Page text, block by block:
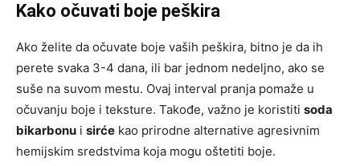
Kako očuvati boje peškira
Ako želite da očuvate boje vaših peškira, bitno je da ih
perete svaka 3-4 dana, ili bar jednom nedeljno, ako se
suše na suvom mestu. Ovaj interval pranja pomaže u
očuvanju boje i teksture. Takođe, važno je koristiti soda
bikarbonu i sirće kao prirodne alternative agresivnim
hemijskim sredstvima koja mogu oštetiti boje.